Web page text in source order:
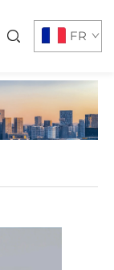
FR